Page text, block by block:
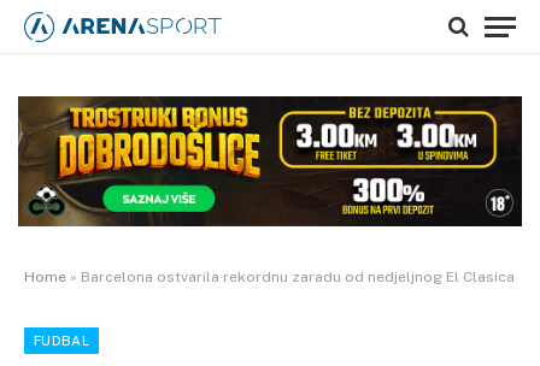
Home » Barcelona ostvarila rekordnu zaradu od nedjeljnog El Clasica
FUDBAL